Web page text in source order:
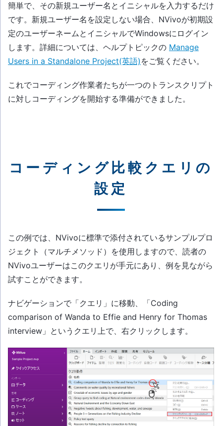
簡単で、その新規ユーザー名とイニシャルを入力するだけ
です。新規ユーザー名を設定しない場合、NVivoが初期設
定のユーザーネームとイニシャルでWindowsにログイン
します。詳細については、ヘルプトピックの Manage
Users in a Standalone Project(英語) をご覧ください。
これでコーディング作業者たちが一つのトランスクリプト
に対しコーディングを開始する準備ができました。
コーディング比較クエリの
設定
この例では、NVivoに標準で添付されているサンプルプロ
ジェクト（マルチメソッド）を使用しますので、読者の
NVivoユーザーはこのクエリが手元にあり、例を見ながら
試すことができます。
ナビゲーションで「クエリ」に移動、「Coding
comparison of Wanda to Effie and Henry for Thomas
interview」というクエリ上で、右クリックします。